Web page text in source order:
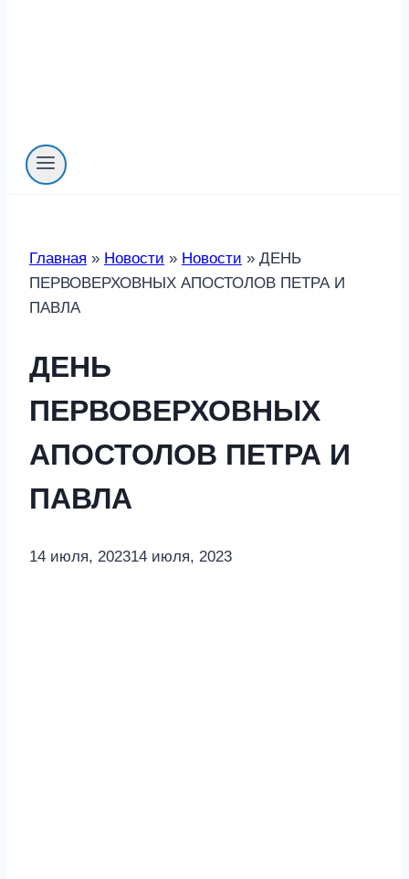
Главная » Новости » Новости » ДЕНЬ
ПЕРВОВЕРХОВНЫХ АПОСТОЛОВ ПЕТРА И
ПАВЛА
ДЕНЬ
ПЕРВОВЕРХОВНЫХ
АПОСТОЛОВ ПЕТРА И
ПАВЛА
14 июля, 202314 июля, 2023